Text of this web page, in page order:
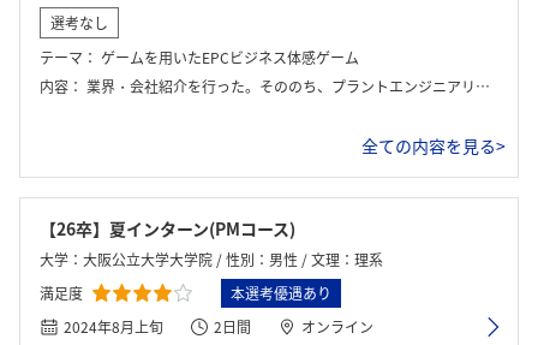
選考なし
テーマ： ゲームを用いたEPCビジネス体感ゲーム
内容： 業界・会社紹介を行った。そののち、プラントエンジニアリングの仕事紹介があり、それを学ぶためにEPCビジネス体感ゲームというゲームをグループにて行った。
全ての内容を見る>
【26卒】夏インターン(PMコース)
大学：大阪公立大学大学院 / 性別：男性 / 文理：理系
満足度
本選考優遇あり
2024年8月上旬
2日間
オンライン